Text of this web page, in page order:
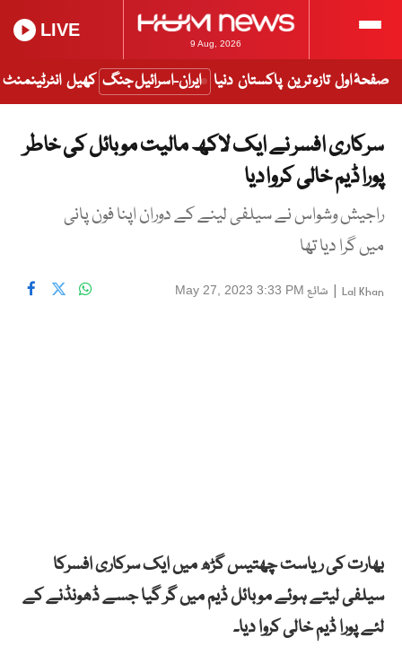
9 Aug, 2026
LIVE
صفحۂ اول تازہ ترین پاکستان دنیا ایران-اسرائیل جنگ کھیل انٹرٹینمنٹ
سرکاری افسر نے ایک لاکھ مالیت موبائل کی خاطر
پورا ڈیم خالی کروا دیا
راجیش وشواس نے سیلفی لینے کے دوران اپنا فون پانی
میں گرا دیا تھا
Lal Khan
| شائع May 27, 2023 3:33 PM
بھارت کی ریاست چھتیس گڑھ میں ایک سرکاری افسرکا
سیلفی لیتے ہوئے موبائل ڈیم میں گر گیا جسے ڈھونڈنے کے
لئے پورا ڈیم خالی کروا دیا۔